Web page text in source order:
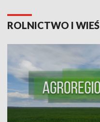
ROLNICTWO I WIEŚ